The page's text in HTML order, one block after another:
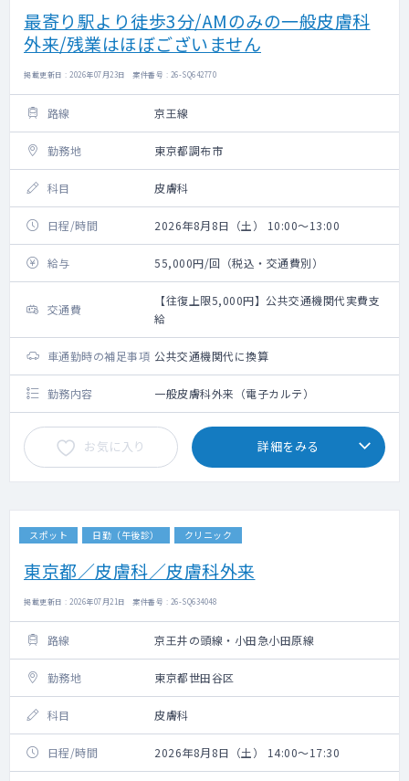
最寄り駅より徒歩3分/AMのみの一般皮膚科
外来/残業はほぼございません
掲載更新日 : 2026年07月23日 案件番号 : 26-SQ642770
路線 京王線
勤務地 東京都調布市
科目 皮膚科
日程/時間 2026年8月8日（土） 10:00～13:00
給与 55,000円/回（税込・交通費別）
交通費
【往復上限5,000円】公共交通機関代実費支
給
車通勤時の補足事項 公共交通機関代に換算
勤務内容 一般皮膚科外来（電子カルテ）
お気に入り 詳細をみる
スポット 日勤（午後診） クリニック
東京都／皮膚科／皮膚科外来
掲載更新日 : 2026年07月21日 案件番号 : 26-SQ634048
路線 京王井の頭線・小田急小田原線
勤務地 東京都世田谷区
科目 皮膚科
日程/時間 2026年8月8日（土） 14:00～17:30